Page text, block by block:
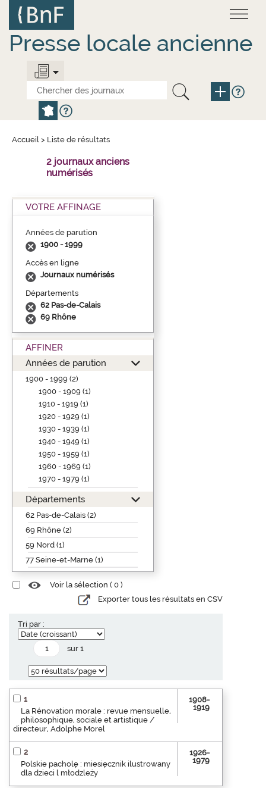
contenu
principal
Presse locale ancienne
Accueil > Liste de résultats
2 journaux anciens
numérisés
VOTRE AFFINAGE
Années de parution
1900 - 1999
Accès en ligne
Journaux numérisés
Départements
62 Pas-de-Calais
69 Rhône
AFFINER
Années de parution
1900 - 1999 (2)
1900 - 1909 (1)
1910 - 1919 (1)
1920 - 1929 (1)
1930 - 1939 (1)
1940 - 1949 (1)
1950 - 1959 (1)
1960 - 1969 (1)
1970 - 1979 (1)
Départements
62 Pas-de-Calais (2)
69 Rhône (2)
59 Nord (1)
77 Seine-et-Marne (1)
Voir la sélection ( 0 )
Exporter tous les résultats en CSV
Tri par :
sur 1
1
La Rénovation morale : revue mensuelle,
philosophique, sociale et artistique /
directeur, Adolphe Morel
1908-
1919
2
Polskie pacholę : miesięcznik ilustrowany
dla dzieci l młodzleży
1926-
1979
Panneau de gestion des cookies